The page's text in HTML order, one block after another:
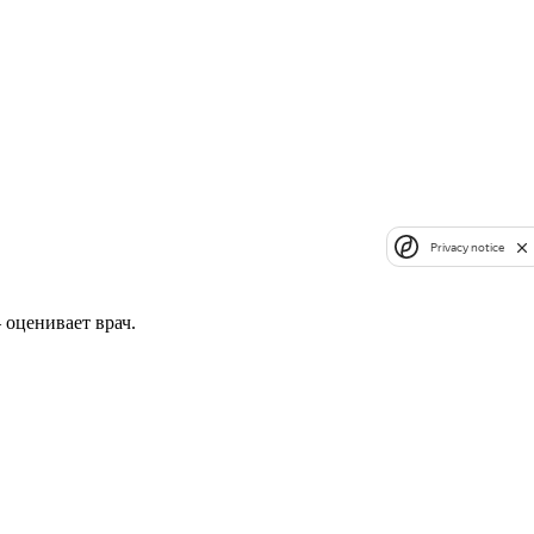
врач.
Privacy notice